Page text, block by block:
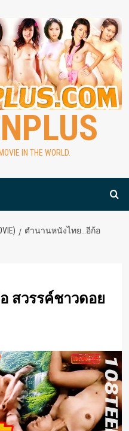
IN THE WORLD.
ตำนานหนังไทย…อีก้อ
สวรรค์ชาวดอย